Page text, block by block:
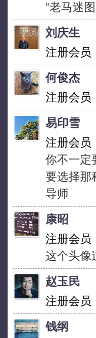
“老马迷
刘庆生
注册会员
何俊杰
注册会员
易印雪
注册会员
你不一定
要选择那
导师
康昭
注册会员
这个头像
赵玉民
注册会员
钱纲